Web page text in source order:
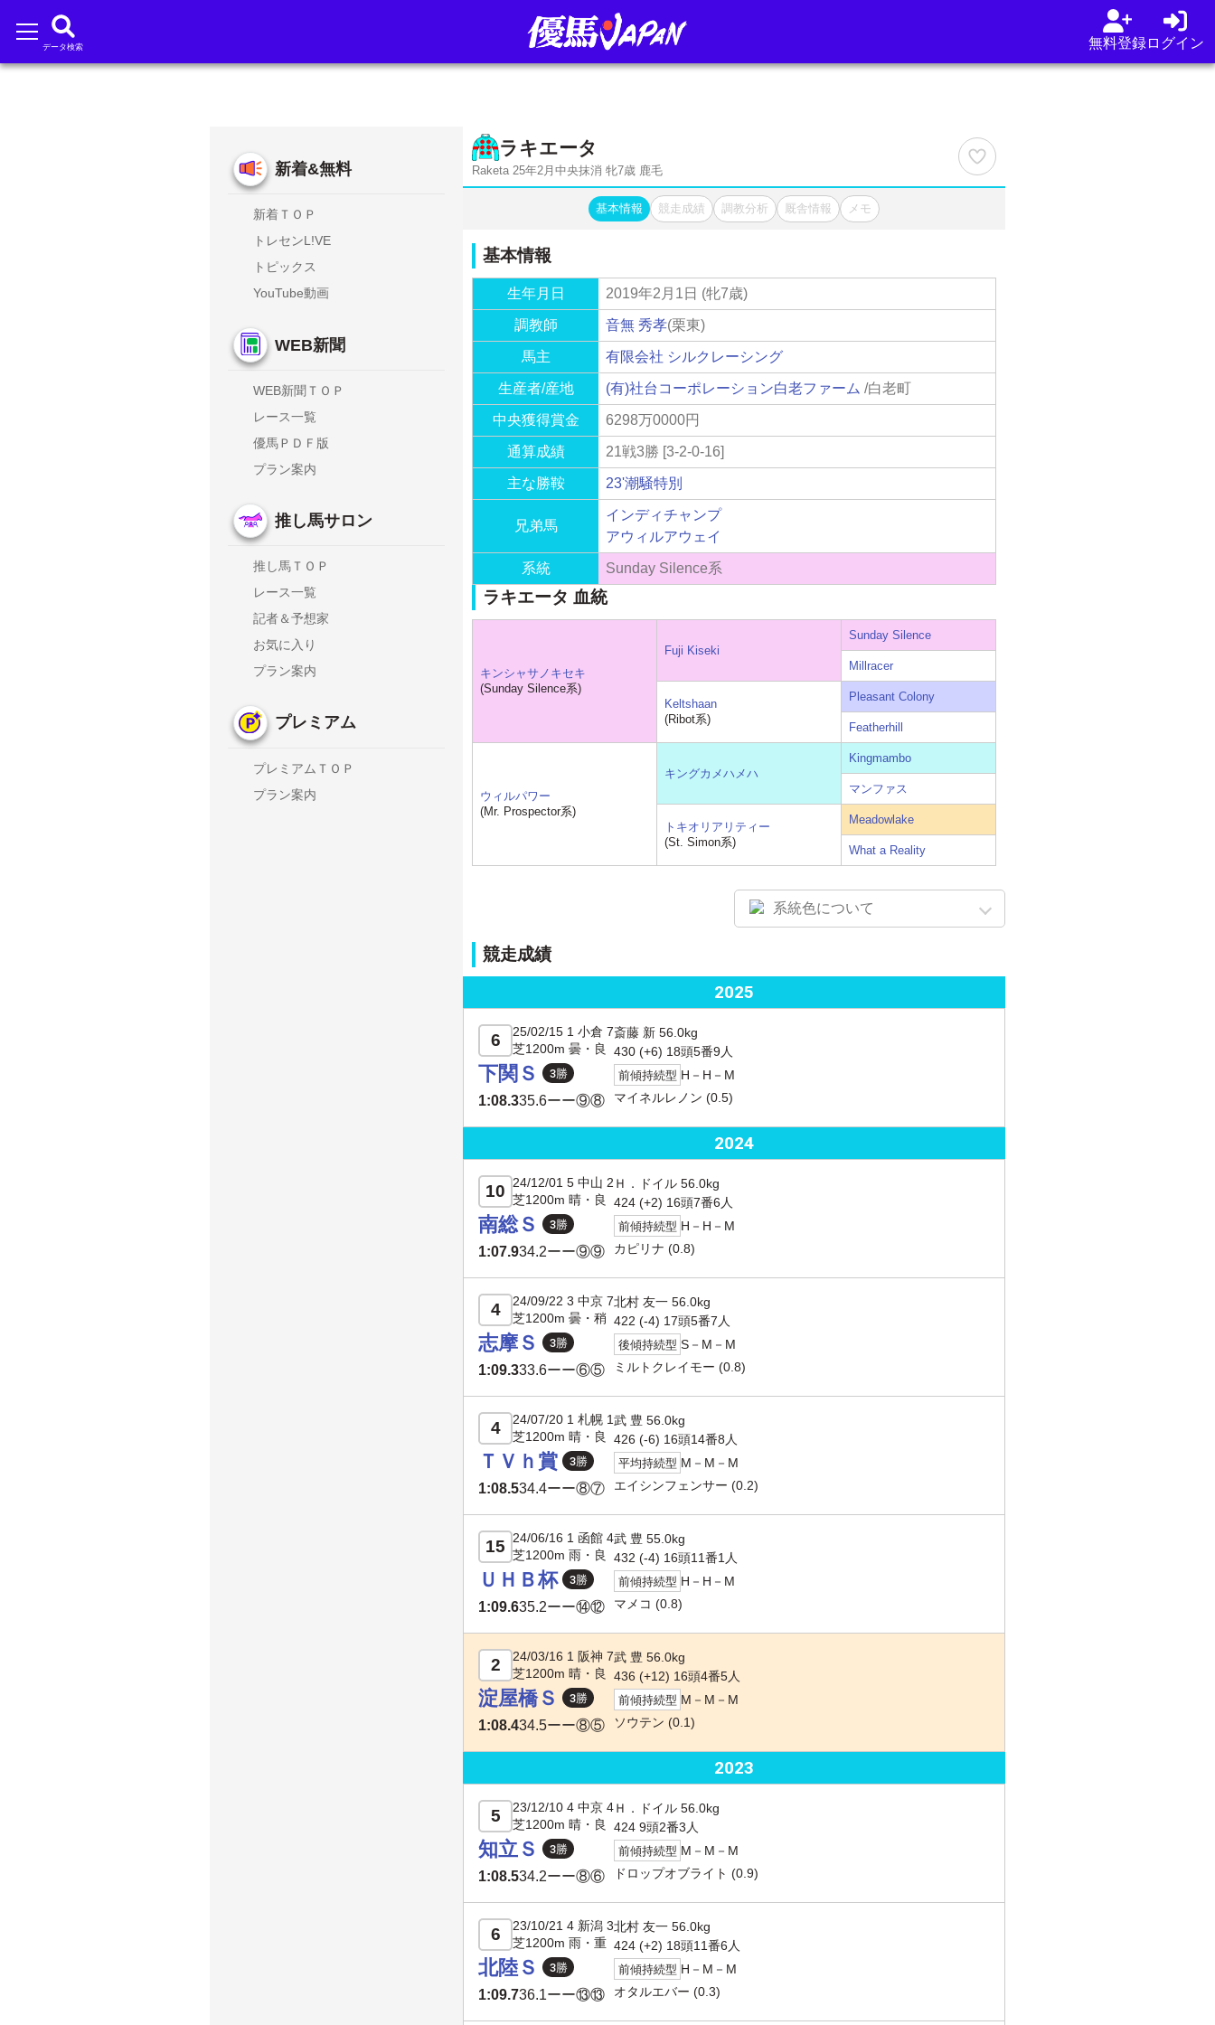
データ検索 無料登録ログイン
新着&無料
新着ＴＯＰ
トレセンL!VE
トピックス
YouTube動画
WEB新聞
WEB新聞ＴＯＰ
レース一覧
優馬ＰＤＦ版
プラン案内
推し馬サロン
推し馬ＴＯＰ
レース一覧
記者＆予想家
お気に入り
プラン案内
プレミアム
プレミアムＴＯＰ
プラン案内
ラキエータ
Raketa 25年2月中央抹消 牝7歳 鹿毛
基本情報 競走成績 調教分析 厩舎情報 メモ
基本情報
生年月日 2019年2月1日 (牝7歳)
調教師 音無 秀孝(栗東)
馬主 有限会社 シルクレーシング
生産者/産地 (有)社台コーポレーション白老ファーム /白老町
中央獲得賞金 6298万0000円
通算成績 21戦3勝 [3-2-0-16]
主な勝鞍 23'潮騒特別
兄弟馬
インディチャンプ
アウィルアウェイ
系統 Sunday Silence系
ラキエータ 血統
キンシャサノキセキ
(Sunday Silence系)
Fuji Kiseki
Sunday Silence
Millracer
Keltshaan
(Ribot系)
Pleasant Colony
Featherhill
ウィルパワー
(Mr. Prospector系)
キングカメハメハ
Kingmambo
マンファス
トキオリアリティー
(St. Simon系)
Meadowlake
What a Reality
系統色について
競走成績
2025
6
25/02/15 1 小倉 7
芝1200m 曇・良
下関Ｓ
1:08.335.6ーー⑨⑧
斎藤 新 56.0kg
430 (+6) 18頭5番9人
前傾持続型 H－H－M
マイネルレノン (0.5)
2024
10
24/12/01 5 中山 2
芝1200m 晴・良
南総Ｓ
1:07.934.2ーー⑨⑨
Ｈ．ドイル 56.0kg
424 (+2) 16頭7番6人
前傾持続型 H－H－M
カピリナ (0.8)
4
24/09/22 3 中京 7
芝1200m 曇・稍
志摩Ｓ
1:09.333.6ーー⑥⑤
北村 友一 56.0kg
422 (-4) 17頭5番7人
後傾持続型 S－M－M
ミルトクレイモー (0.8)
4
24/07/20 1 札幌 1
芝1200m 晴・良
ＴＶｈ賞
1:08.534.4ーー⑧⑦
武 豊 56.0kg
426 (-6) 16頭14番8人
平均持続型 M－M－M
エイシンフェンサー (0.2)
15
24/06/16 1 函館 4
芝1200m 雨・良
ＵＨＢ杯
1:09.635.2ーー⑭⑫
武 豊 55.0kg
432 (-4) 16頭11番1人
前傾持続型 H－H－M
マメコ (0.8)
2
24/03/16 1 阪神 7
芝1200m 晴・良
淀屋橋Ｓ
1:08.434.5ーー⑧⑤
武 豊 56.0kg
436 (+12) 16頭4番5人
前傾持続型 M－M－M
ソウテン (0.1)
2023
5
23/12/10 4 中京 4
芝1200m 晴・良
知立Ｓ
1:08.534.2ーー⑧⑥
Ｈ．ドイル 56.0kg
424 9頭2番3人
前傾持続型 M－M－M
ドロップオブライト (0.9)
6
23/10/21 4 新潟 3
芝1200m 雨・重
北陸Ｓ
1:09.736.1ーー⑬⑬
北村 友一 56.0kg
424 (+2) 18頭11番6人
前傾持続型 H－M－M
オタルエバー (0.3)